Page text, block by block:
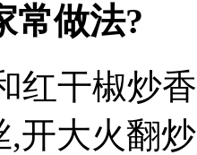
常做法?
红干椒炒
开大火翻